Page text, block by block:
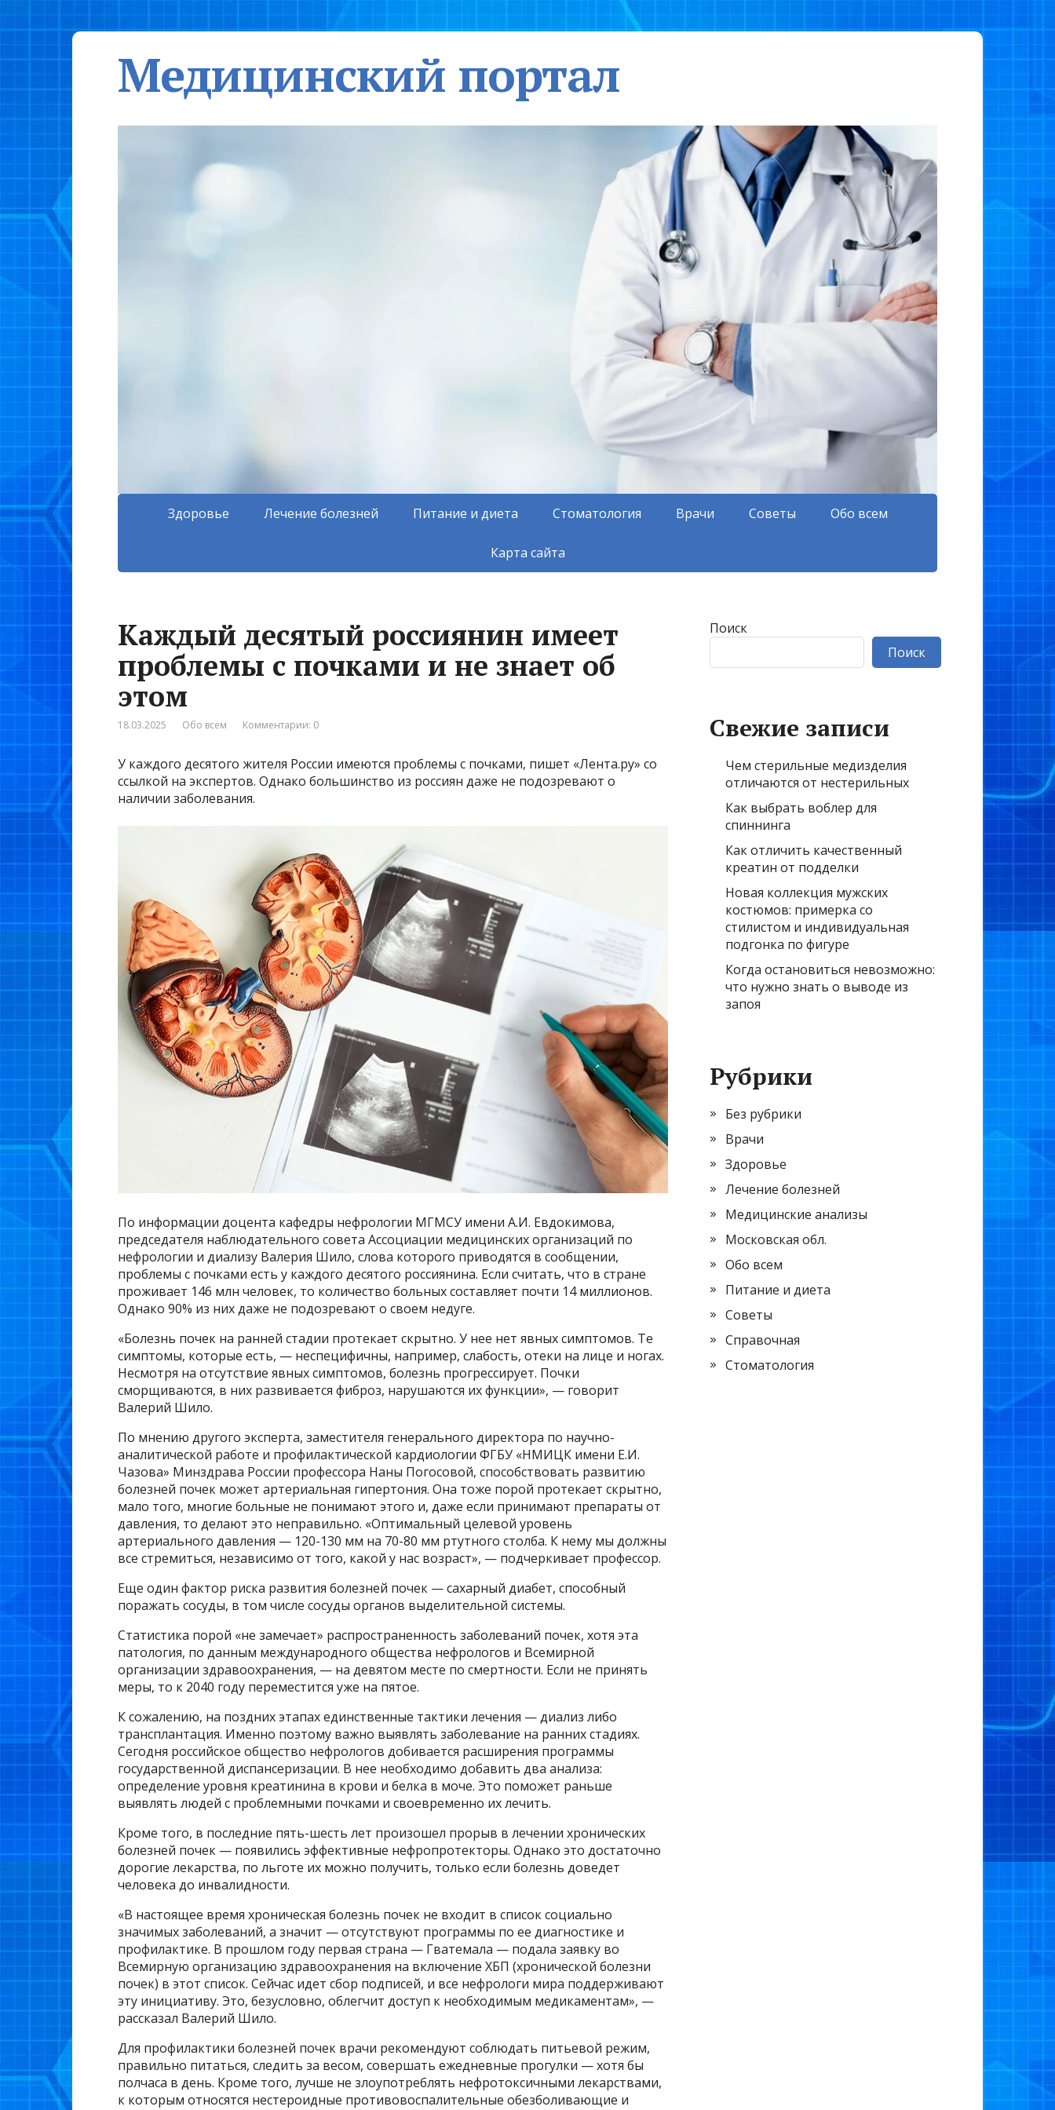
Медицинский портал
Здоровье Лечение болезней Питание и диета Стоматология Врачи Советы Обо всем
Карта сайта
Каждый десятый россиянин имеет
проблемы с почками и не знает об
этом
18.03.2025 Обо всем Комментарии: 0
У каждого десятого жителя России имеются проблемы с почками, пишет «Лента.ру» со
ссылкой на экспертов. Однако большинство из россиян даже не подозревают о
наличии заболевания.
По информации доцента кафедры нефрологии МГМСУ имени А.И. Евдокимова,
председателя наблюдательного совета Ассоциации медицинских организаций по
нефрологии и диализу Валерия Шило, слова которого приводятся в сообщении,
проблемы с почками есть у каждого десятого россиянина. Если считать, что в стране
проживает 146 млн человек, то количество больных составляет почти 14 миллионов.
Однако 90% из них даже не подозревают о своем недуге.
«Болезнь почек на ранней стадии протекает скрытно. У нее нет явных симптомов. Те
симптомы, которые есть, — неспецифичны, например, слабость, отеки на лице и ногах.
Несмотря на отсутствие явных симптомов, болезнь прогрессирует. Почки
сморщиваются, в них развивается фиброз, нарушаются их функции», — говорит
Валерий Шило.
По мнению другого эксперта, заместителя генерального директора по научно-
аналитической работе и профилактической кардиологии ФГБУ «НМИЦК имени Е.И.
Чазова» Минздрава России профессора Наны Погосовой, способствовать развитию
болезней почек может артериальная гипертония. Она тоже порой протекает скрытно,
мало того, многие больные не понимают этого и, даже если принимают препараты от
давления, то делают это неправильно. «Оптимальный целевой уровень
артериального давления — 120-130 мм на 70-80 мм ртутного столба. К нему мы должны
все стремиться, независимо от того, какой у нас возраст», — подчеркивает профессор.
Еще один фактор риска развития болезней почек — сахарный диабет, способный
поражать сосуды, в том числе сосуды органов выделительной системы.
Статистика порой «не замечает» распространенность заболеваний почек, хотя эта
патология, по данным международного общества нефрологов и Всемирной
организации здравоохранения, — на девятом месте по смертности. Если не принять
меры, то к 2040 году переместится уже на пятое.
К сожалению, на поздних этапах единственные тактики лечения — диализ либо
трансплантация. Именно поэтому важно выявлять заболевание на ранних стадиях.
Сегодня российское общество нефрологов добивается расширения программы
государственной диспансеризации. В нее необходимо добавить два анализа:
определение уровня креатинина в крови и белка в моче. Это поможет раньше
выявлять людей с проблемными почками и своевременно их лечить.
Кроме того, в последние пять-шесть лет произошел прорыв в лечении хронических
болезней почек — появились эффективные нефропротекторы. Однако это достаточно
дорогие лекарства, по льготе их можно получить, только если болезнь доведет
человека до инвалидности.
«В настоящее время хроническая болезнь почек не входит в список социально
значимых заболеваний, а значит — отсутствуют программы по ее диагностике и
профилактике. В прошлом году первая страна — Гватемала — подала заявку во
Всемирную организацию здравоохранения на включение ХБП (хронической болезни
почек) в этот список. Сейчас идет сбор подписей, и все нефрологи мира поддерживают
эту инициативу. Это, безусловно, облегчит доступ к необходимым медикаментам», —
рассказал Валерий Шило.
Для профилактики болезней почек врачи рекомендуют соблюдать питьевой режим,
правильно питаться, следить за весом, совершать ежедневные прогулки — хотя бы
полчаса в день. Кроме того, лучше не злоупотреблять нефротоксичными лекарствами,
к которым относятся нестероидные противовоспалительные обезболивающие и
Поиск
Поиск
Свежие записи
Чем стерильные медизделия
отличаются от нестерильных
Как выбрать воблер для
спиннинга
Как отличить качественный
креатин от подделки
Новая коллекция мужских
костюмов: примерка со
стилистом и индивидуальная
подгонка по фигуре
Когда остановиться невозможно:
что нужно знать о выводе из
запоя
Рубрики
Без рубрики
Врачи
Здоровье
Лечение болезней
Медицинские анализы
Московская обл.
Обо всем
Питание и диета
Советы
Справочная
Стоматология